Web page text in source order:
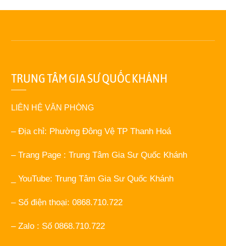
TRUNG TÂM GIA SƯ QUỐC KHÁNH
LIÊN HỆ VĂN PHÒNG
– Địa chỉ: Phường Đông Vệ TP Thanh Hoá
– Trang Page : Trung Tâm Gia Sư Quốc Khánh
_ YouTube: Trung Tâm Gia Sư Quốc Khánh
– Số điện thoại: 0868.710.722
– Zalo : Số 0868.710.722